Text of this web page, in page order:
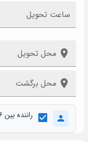
ساعت تحویل
محل تحویل
محل برگشت
راننده بین 26 تا 69 سال